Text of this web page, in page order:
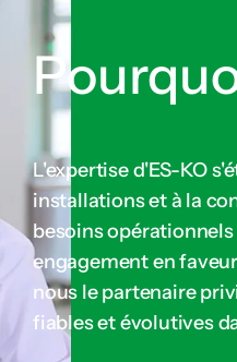
L'expertise d'ES-KO
installations et à la
besoins
engagement en
nous le partenaire
fiables et évolutives